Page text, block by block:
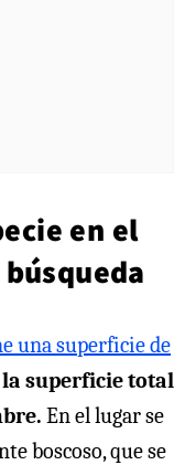
en el
una superficie de
la superficie total
En el lugar se
boscoso, que se